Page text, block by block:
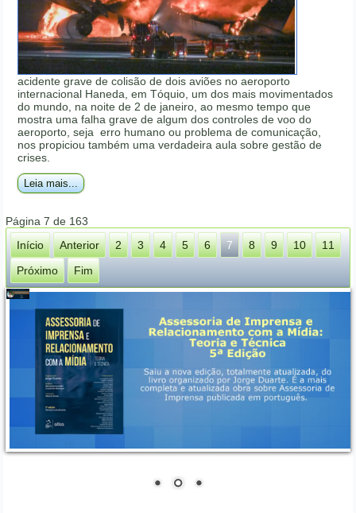
acidente grave de colisão de dois aviões no aeroporto
internacional Haneda, em Tóquio, um dos mais movimentados
do mundo, na noite de 2 de janeiro, ao mesmo tempo que
mostra uma falha grave de algum dos controles de voo do
aeroporto, seja erro humano ou problema de comunicação,
nos propiciou também uma verdadeira aula sobre gestão de
crises.
Leia mais...
Página 7 de 163
Início
Anterior 2 3 4 5 6 7 8 9 10
11
Próximo
Fim